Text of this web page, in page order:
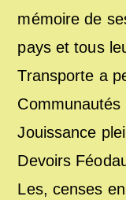
mémoire de
pays et tous
Transporte a
Jouissance
Devoirs
Les, censes